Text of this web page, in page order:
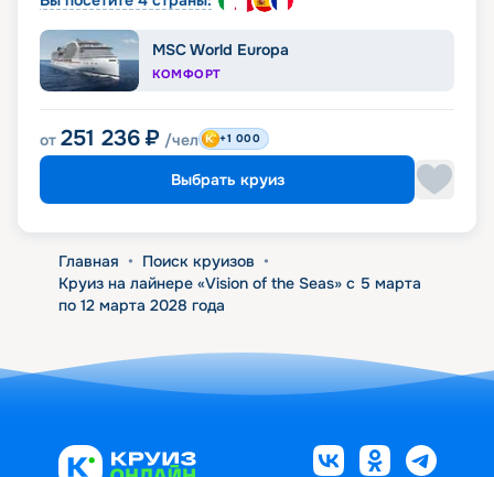
MSC World Europa
КОМФОРТ
от 251 236 ₽ /чел +1 000
Выбрать круиз
Главная • Поиск круизов •
Круиз на лайнере «Vision of the Seas» с 5 марта
по 12 марта 2028 года